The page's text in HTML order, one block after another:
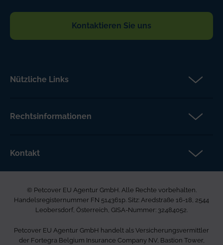
Kontaktieren Sie uns
Nützliche Links
FAQs DE
Rechtsinformationen
Seitenverzeichnis
Kontakt
2544 Leobersdorf
Österreich
info.de@petcovergroup.com
© Petcover EU Agentur GmbH. Alle Rechte vorbehalten.
Handelsregisternummer FN 514361p. Sitz: Aredstraße 16-18, 2544
Leobersdorf, Österreich, GISA-Nummer: 32484052.
Petcover EU Agentur GmbH handelt als Versicherungsvermittler
der Fortegra Belgium Insurance Company NV, Bastion Tower,